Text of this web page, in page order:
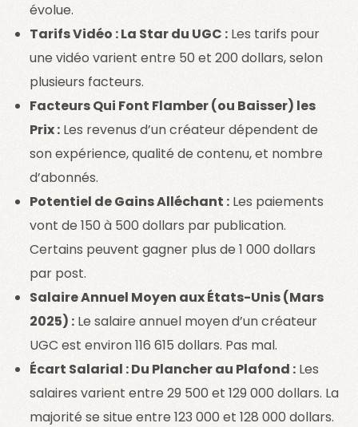
évolue.
Tarifs Vidéo : La Star du UGC : Les tarifs pour
une vidéo varient entre 50 et 200 dollars, selon
plusieurs facteurs.
Facteurs Qui Font Flamber (ou Baisser) les
Prix : Les revenus d’un créateur dépendent de
son expérience, qualité de contenu, et nombre
d’abonnés.
Potentiel de Gains Alléchant : Les paiements
vont de 150 à 500 dollars par publication.
Certains peuvent gagner plus de 1 000 dollars
par post.
Salaire Annuel Moyen aux États-Unis (Mars
2025) : Le salaire annuel moyen d’un créateur
UGC est environ 116 615 dollars. Pas mal.
Écart Salarial : Du Plancher au Plafond : Les
salaires varient entre 29 500 et 129 000 dollars. La
majorité se situe entre 123 000 et 128 000 dollars.